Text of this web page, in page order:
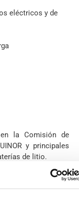
eléctricos y de
en la Comisión de
y principales
de litio.